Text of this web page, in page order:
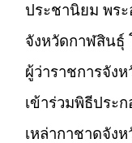
ประชานิยม พระ
จังหวัดกาฬสินธุ์
ผู้ว่าราชการจัง
เข้าร่วมพิธีประ
เหล่ากาชาดจัง